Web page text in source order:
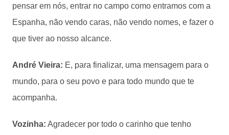
pensar em nós, entrar no campo como entramos com a
Espanha, não vendo caras, não vendo nomes, e fazer o
que tiver ao nosso alcance.
André Vieira: E, para finalizar, uma mensagem para o
mundo, para o seu povo e para todo mundo que te
acompanha.
Vozinha: Agradecer por todo o carinho que tenho